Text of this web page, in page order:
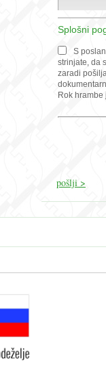
Splošni
S
strinjate, da
zaradi
Rok hrambe